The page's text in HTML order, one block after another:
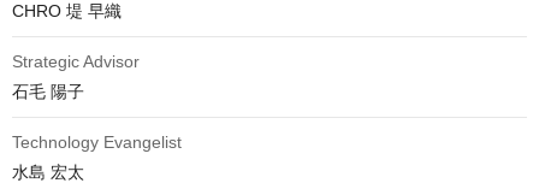
CHRO 堤 早織
Strategic Advisor
石毛 陽子
Technology Evangelist
水島 宏太